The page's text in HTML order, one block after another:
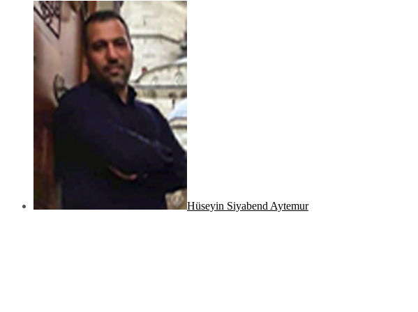
Hüseyin Siyabend Aytemur